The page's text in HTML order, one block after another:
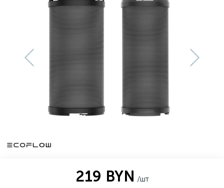
219 BYN /шт